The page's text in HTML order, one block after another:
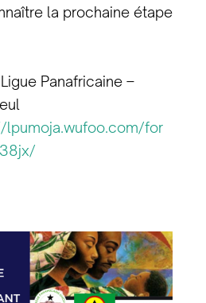
la prochaine étape
Panafricaine –
lpumoja.wufoo.com/for